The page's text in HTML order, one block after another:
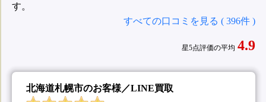
す。
すべての口コミを見る ( 396件 )
星5点評価の平均 4.9
北海道札幌市のお客様／LINE買取